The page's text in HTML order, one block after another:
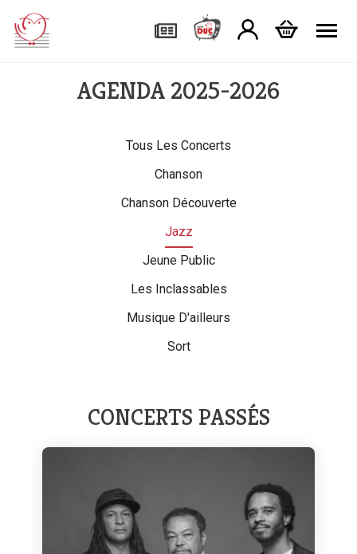
AGENDA 2025-2026
Tous Les Concerts
Chanson
Chanson Découverte
Jazz
Jeune Public
Les Inclassables
Musique D'ailleurs
Sort
CONCERTS PASSÉS